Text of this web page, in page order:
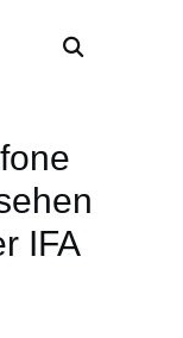
IFA